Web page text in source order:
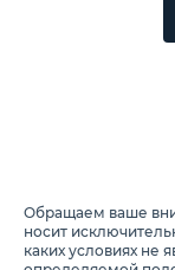
Обращаем ваше
носит
каких условиях не